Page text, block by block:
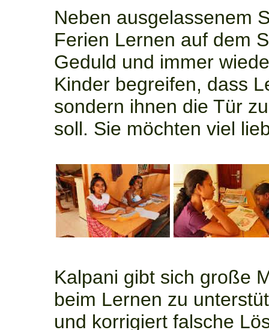
Neben ausgelassenem
Ferien Lernen auf dem
Geduld und immer
Kinder begreifen, dass
sondern ihnen die Tür
soll. Sie möchten viel
Kalpani gibt sich große
beim Lernen zu
und korrigiert falsche